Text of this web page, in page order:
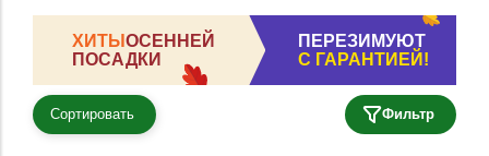
ХИТЫОСЕННЕЙ
ПОСАДКИ
ПЕРЕЗИМУЮТ
С ГАРАНТИЕЙ!
Сортировать Фильтр